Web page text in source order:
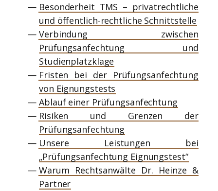
Besonderheit TMS – privatrechtliche
und öffentlich-rechtliche Schnittstelle
Verbindung zwischen
Prüfungsanfechtung und
Studienplatzklage
Fristen bei der Prüfungsanfechtung
von Eignungstests
Ablauf einer Prüfungsanfechtung
Risiken und Grenzen der
Prüfungsanfechtung
Unsere Leistungen bei
„Prüfungsanfechtung Eignungstest“
Warum Rechtsanwälte Dr. Heinze &
Partner